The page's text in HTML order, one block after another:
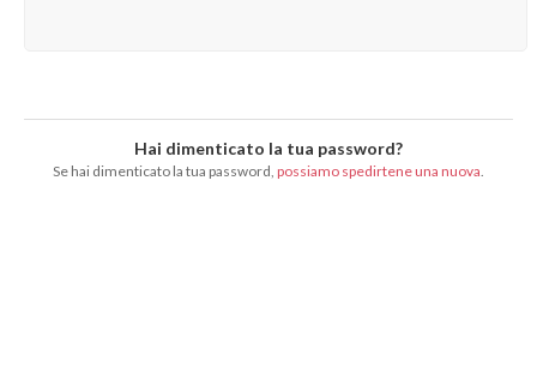
Hai dimenticato la tua password?
Se hai dimenticato la tua password, possiamo spedirtene una nuova.